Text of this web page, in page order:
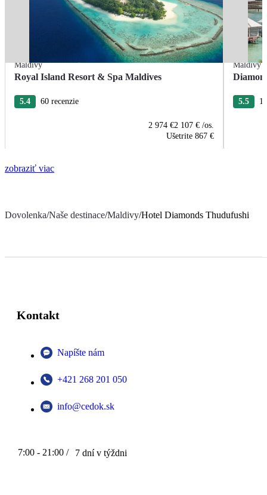
Maldivy
Royal Island Resort & Spa Maldives
5.4 60 recenzie
2 974 €2 107 € /os.
Ušetrite 867 €
Maldivy
5.5
zobraziť viac
Dovolenka/Naše destinace/Maldivy/Hotel Diamonds Thudufushi
Kontakt
Napíšte nám
+421 268 201 050
info@cedok.sk
7:00 - 21:00 / 7 dní v týždni